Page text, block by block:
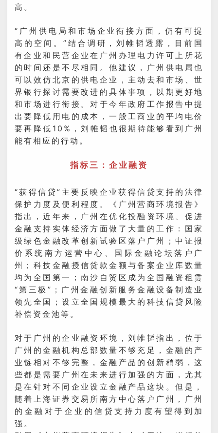
高。
“广州供电局和市场企业衔接方面，仍有可提
高的空间。”结合调研，刘帷韬透露，目前国
有企业和民营企业在广州办理电力许可上所花
的时间还是不尽相同。他建议，广州供电局也
可以效仿北京的供电企业，主动去和市场、世
界银行探讨需要改进的具体事项，以期更好地
和市场进行衔接。对于今年政府工作报告中提
出要降低用电的成本，一般工商业的平均电价
要再降低10%，刘帷韬也很期待能够看到广州
能有相应的行动。
指标三：企业融资
“获得信贷”主要反映企业获得信贷支持的法律
保护力度及便利程度。《广州营商环境报告》
指出，近年来，广州在优化投融资环境、促进
金融支持实体经济方面做了大量的工作：国家
级绿色金融改革创新试验区落户广州；中证报
价系统南方运营中心、国际金融论坛落户广
州；科技金融授信贷款金额与备案企业库数量
均为全国第一；南沙自贸区成为全国融资租赁
“第三极”；广州金融创新服务金融设备制造业
领先全国；设立全国规模最大的科技信贷风险
补偿资金池等。
对于广州的企业融资环境，刘帷韬指出，位于
广州的金融机构总部数量不够充足，金融的产
业链相对不够完整，金融产品的创新稍弱，这
些都是需要广州在未来进行加强的方面，尤其
是在针对不同企业设立金融产品这块。但是，
随着上海证券交易所南方中心落户广州，广州
的金融对于企业的信贷支持力度有望得到加
强。